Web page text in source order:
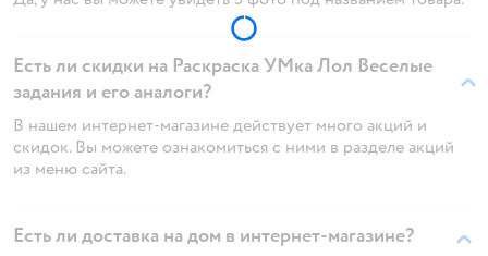
Есть ли скидки на Раскраска УМка Лол Веселые
задания и его аналоги?
В нашем интернет-магазине действует много акций и
скидок. Вы можете ознакомиться с ними в разделе акций
из меню сайта.
Есть ли доставка на дом в интернет-магазине?